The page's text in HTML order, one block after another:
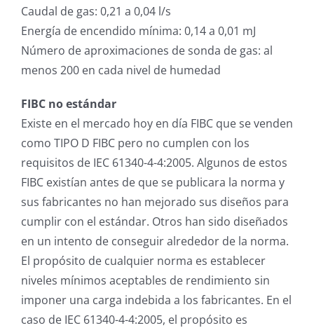
Caudal de gas: 0,21 a 0,04 l/s
Energía de encendido mínima: 0,14 a 0,01 mJ
Número de aproximaciones de sonda de gas: al
menos 200 en cada nivel de humedad
FIBC no estándar
Existe en el mercado hoy en día FIBC que se venden
como TIPO D FIBC pero no cumplen con los
requisitos de IEC 61340-4-4:2005. Algunos de estos
FIBC existían antes de que se publicara la norma y
sus fabricantes no han mejorado sus diseños para
cumplir con el estándar. Otros han sido diseñados
en un intento de conseguir alrededor de la norma.
El propósito de cualquier norma es establecer
niveles mínimos aceptables de rendimiento sin
imponer una carga indebida a los fabricantes. En el
caso de IEC 61340-4-4:2005, el propósito es